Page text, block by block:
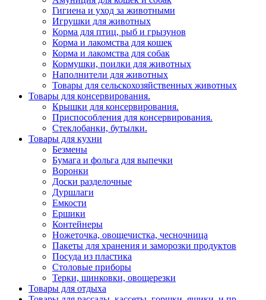
Гигиена и уход за животными
Игрушки для животных
Корма для птиц, рыб и грызунов
Корма и лакомства для кошек
Корма и лакомства для собак
Кормушки, поилки для животных
Наполнители для животных
Товары для сельскохозяйственных животных
Товары для консервирования.
Крышки для консервирования.
Приспособления для консервирования.
Стеклобанки, бутылки.
Товары для кухни
Безмены
Бумага и фольга для выпечки
Воронки
Доски разделочные
Дуршлаги
Емкости
Ершики
Контейнеры
Ножеточка, овощечистка, чесночница
Пакеты для хранения и заморозки продуктов
Посуда из пластика
Столовые приборы
Терки, шинковки, овощерезки
Товары для отдыха